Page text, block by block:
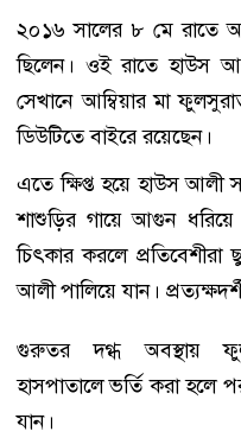
২০১৬ সালের ৮ মে রাতে
ছিলেন। ওই রাতে হাউস
সেখানে আম্বিয়ার মা
ডিউটিতে বাইরে রয়েছেন।
এতে ক্ষিপ্ত হয়ে হাউস আলী
শাশুড়ির গায়ে আগুন
চিৎকার করলে
আলী পালিয়ে যান।
গুরুতর দগ্ধ অবস্থায়
হাসপাতালে ভর্তি করা হলে
যান।